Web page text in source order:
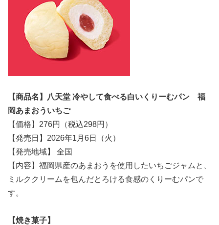
【商品名】八天堂 冷やして食べる白いくりーむパン 福
岡あまおういちご
【価格】276円（税込298円）
【発売日】2026年1月6日（火）
【発売地域】 全国
【内容】福岡県産のあまおうを使用したいちごジャムと、
ミルククリームを包んだとろける食感のくりーむパンで
す。
【焼き菓子】